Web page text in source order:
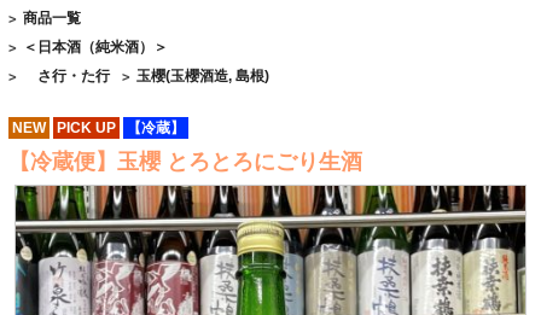
> 商品一覧
> ＜日本酒（純米酒）＞
> さ行・た行 > 玉櫻(玉櫻酒造, 島根)
NEW PICK UP 【冷蔵】
【冷蔵便】玉櫻 とろとろにごり生酒